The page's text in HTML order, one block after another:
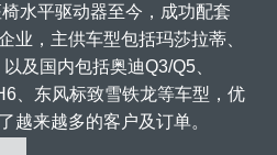
水平驱动器至今，成功配套
业，主供车型包括玛莎拉蒂、
及国内包括奥迪Q3/Q5、
、东风标致雪铁龙等车型，优
越来越多的客户及订单。